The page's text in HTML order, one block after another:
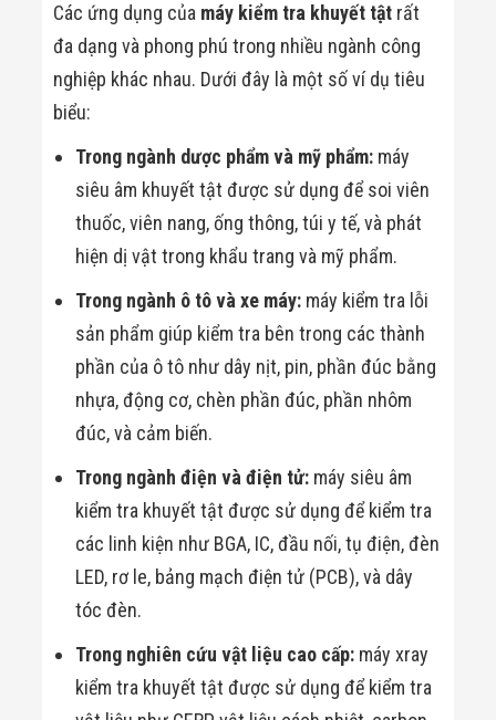
Các ứng dụng của máy kiểm tra khuyết tật rất
đa dạng và phong phú trong nhiều ngành công
nghiệp khác nhau. Dưới đây là một số ví dụ tiêu
biểu:
Trong ngành dược phẩm và mỹ phẩm: máy
siêu âm khuyết tật được sử dụng để soi viên
thuốc, viên nang, ống thông, túi y tế, và phát
hiện dị vật trong khẩu trang và mỹ phẩm.
Trong ngành ô tô và xe máy: máy kiểm tra lỗi
sản phẩm giúp kiểm tra bên trong các thành
phần của ô tô như dây nịt, pin, phần đúc bằng
nhựa, động cơ, chèn phần đúc, phần nhôm
đúc, và cảm biến.
Trong ngành điện và điện tử: máy siêu âm
kiểm tra khuyết tật được sử dụng để kiểm tra
các linh kiện như BGA, IC, đầu nối, tụ điện, đèn
LED, rơ le, bảng mạch điện tử (PCB), và dây
tóc đèn.
Trong nghiên cứu vật liệu cao cấp: máy xray
kiểm tra khuyết tật được sử dụng để kiểm tra